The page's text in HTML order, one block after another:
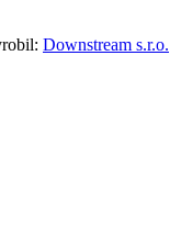
Downstream s.r.o.